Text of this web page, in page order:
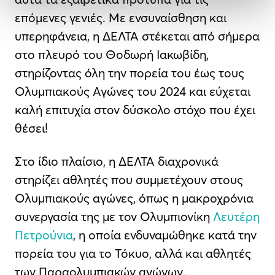
επόμενες γενιές. Με ενσυναίσθηση και
υπερηφάνεια, η ΔΕΛΤΑ στέκεται από σήμερα
στο πλευρό του Θοδωρή Ιακωβίδη,
στηρίζοντας όλη την πορεία του έως τους
Ολυμπιακούς Αγώνες του 2024 και εύχεται
καλή επιτυχία στον δύσκολο στόχο που έχει
θέσει!
Στο ίδιο πλαίσιο, η ΔΕΛΤΑ διαχρονικά
στηρίζει αθλητές που συμμετέχουν στους
Ολυμπιακούς αγώνες, όπως η μακροχρόνια
συνεργασία της με τον Ολυμπιονίκη Λευτέρη
Πετρούνια, η οποία ενδυναμώθηκε κατά την
πορεία του για το Τόκυο, αλλά και αθλητές
των Παραολυμπιακών αγώνων.